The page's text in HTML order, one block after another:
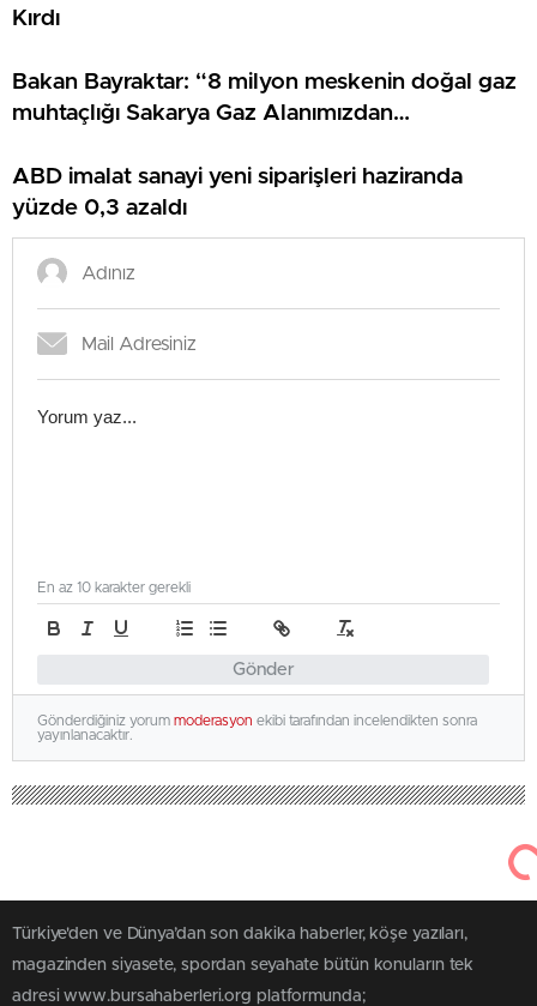
Kırdı
Bakan Bayraktar: “8 milyon meskenin doğal gaz
muhtaçlığı Sakarya Gaz Alanımızdan
ABD imalat sanayi yeni siparişleri haziranda
yüzde 0,3 azaldı
Gönder
En az 10 karakter gerekli
Gönderdiğiniz yorum moderasyon ekibi tarafından incelendikten sonra
yayınlanacaktır.
Türkiye'den ve Dünya’dan son dakika haberler, köşe yazıları,
magazinden siyasete, spordan seyahate bütün konuların tek
adresi www.bursahaberleri.org platformunda;